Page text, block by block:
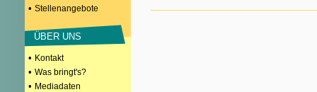
• Stellenangebote
ÜBER UNS
• Kontakt
• Was bringt's?
• Mediadaten